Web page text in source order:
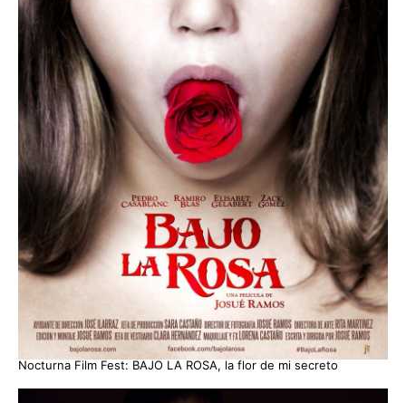
Nocturna Film Fest: BAJO LA ROSA, la flor de mi secreto